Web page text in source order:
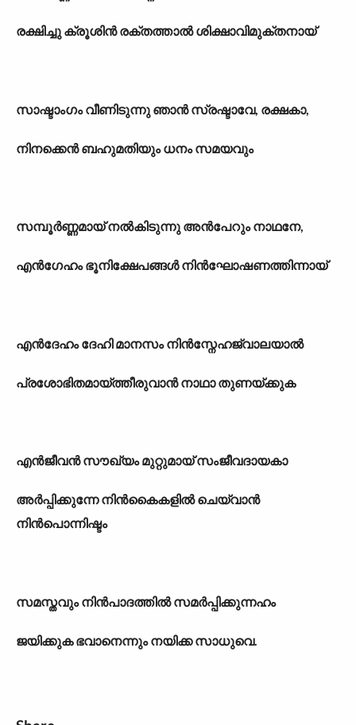
രക്ഷിച്ചു ക്രൂശിൻ രക്തത്താൽ ശിക്ഷാവിമുക്തനായ്
സാഷ്ടാംഗം വീണിടുന്നു ഞാൻ സ്രഷ്ടാവേ, രക്ഷകാ,
നിനക്കെൻ ബഹുമതിയും ധനം സമയവും
സമ്പൂർണ്ണമായ് നൽകിടുന്നു അൻപേറും നാഥനേ,
എൻഗേഹം ഭൂനിക്ഷേപങ്ങൾ നിൻഘോഷണത്തിന്നായ്
എൻദേഹം ദേഹി മാനസം നിൻസ്നേഹജ്വാലയാൽ
പ്രശോഭിതമായ്ത്തീരുവാൻ നാഥാ തുണയ്ക്കുക
എൻജീവൻ സൗഖ്യം മുറ്റുമായ് സംജീവദായകാ
അർപ്പിക്കുന്നേ നിൻകൈകളിൽ ചെയ്‌വാൻ
നിൻപൊന്നിഷ്ടം
സമസ്തവും നിൻപാദത്തിൽ സമർപ്പിക്കുന്നഹം
ജയിക്കുക ഭവാനെന്നും നയിക്ക സാധുവെ.